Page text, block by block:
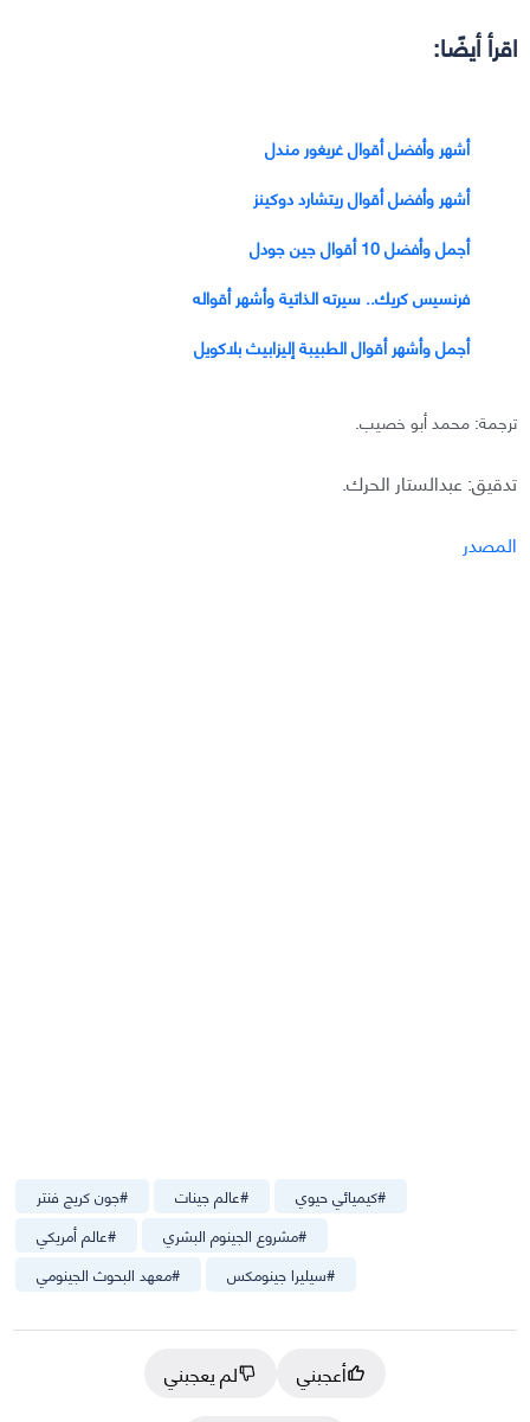
اقرأ أيضًا:
أشهر وأفضل أقوال غريغور مندل
أشهر وأفضل أقوال ريتشارد دوكينز
أجمل وأفضل 10 أقوال جين جودل
فرنسيس كريك.. سيرته الذاتية وأشهر أقواله
أجمل وأشهر أقوال الطبيبة إليزابيث بلاكويل
ترجمة: محمد أبو خصيب.
تدقيق: عبدالستار الحرك.
المصدر
#جون كريج فنتر #عالم جينات #كيميائي حيوي
#عالم أمريكي #مشروع الجينوم البشري
#معهد البحوث الجينومي #سيليرا جينومكس
أعجبني
لم يعجبني